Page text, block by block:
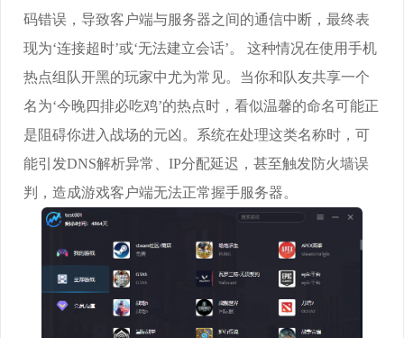
码错误，导致客户端与服务器之间的通信中断，最终表
现为‘连接超时’或‘无法建立会话’。 这种情况在使用手机
热点组队开黑的玩家中尤为常见。当你和队友共享一个
名为‘今晚四排必吃鸡’的热点时，看似温馨的命名可能正
是阻碍你进入战场的元凶。系统在处理这类名称时，可
能引发DNS解析异常、IP分配延迟，甚至触发防火墙误
判，造成游戏客户端无法正常握手服务器。